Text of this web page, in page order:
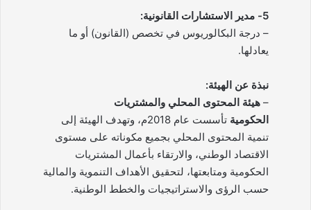
5- مدير الاستشارات القانونية:
– درجة البكالوريوس في تخصص (القانون) أو ما
يعادلها.
نبذة عن الهيئة:
– هيئة المحتوى المحلي والمشتريات
الحكومية
تأسست عام 2018م، وتهدف الهيئة إلى
تنمية المحتوى المحلي بجميع مكوناته على مستوى
الاقتصاد الوطني، والارتقاء بأعمال المشتريات
الحكومية ومتابعتها، لتحقيق الأهداف التنموية والمالية
حسب الرؤى والاستراتيجيات والخطط الوطنية.